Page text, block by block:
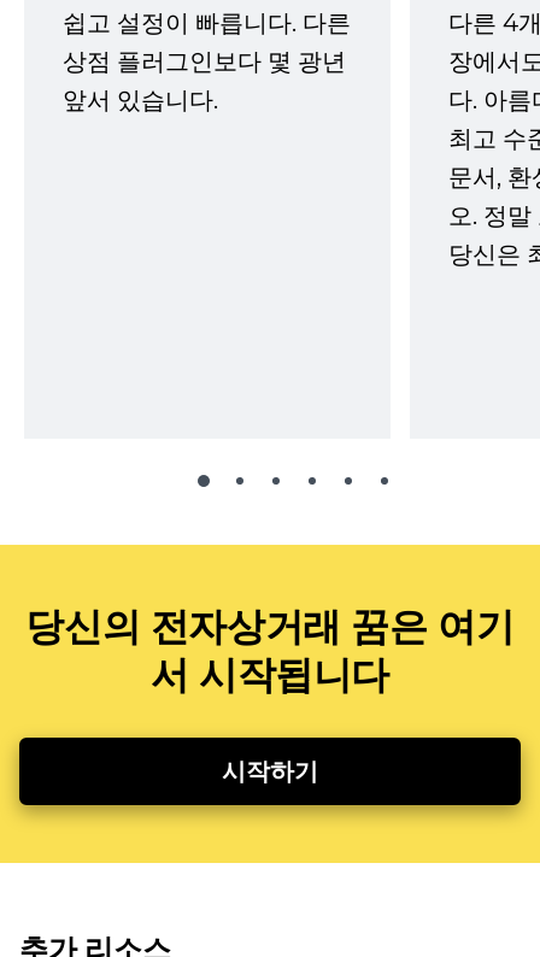
쉽고 설정이 빠릅니다. 다른
상점 플러그인보다 몇 광년
앞서 있습니다.
다른 4
장에서
다. 아름
최고 수
문서,
오. 정
당신은
당신의 전자상거래 꿈은 여기
서 시작됩니다
시작하기
추가 리소스